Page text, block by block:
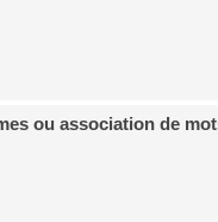
ou association de